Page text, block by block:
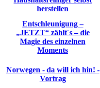
herstellen
Entschleunigung –
„JETZT“ zählt´s – die
Magie des einzelnen
Moments
Norwegen - da will ich hin! -
Vortrag